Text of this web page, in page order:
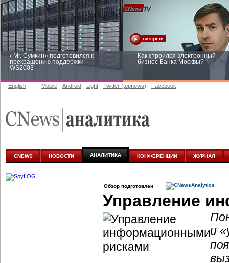
«Mr. Сумкин» подготовился к
прекращению поддержки
WS2003
Как строился электронный
бизнес Банка Москвы?
аналитике
English Mobile Android Light Twitter (topnews) Facebook
CNEWS НОВОСТИ АНАЛИТИКА КОНФЕРЕНЦИИ ЖУРНАЛ
Обзор подготовлен
Управление
и